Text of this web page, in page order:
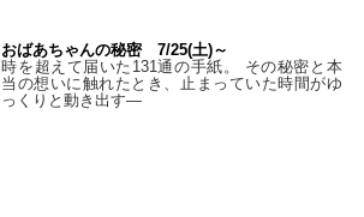
おばあちゃんの秘密 7/25(土)～
時を超えて届いた131通の手紙。 その秘密と本
当の想いに触れたとき、止まっていた時間がゆ
っくりと動き出す―